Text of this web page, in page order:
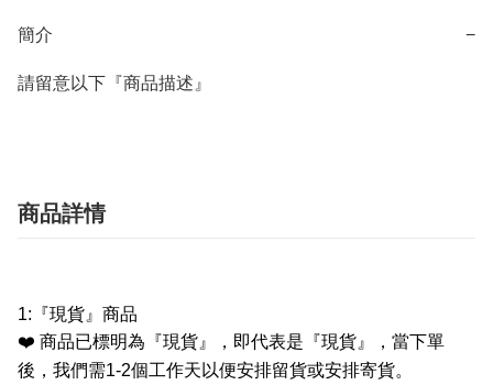
簡介 −
請留意以下『商品描述』
商品詳情
1: 『現貨』商品
❤️ 商品已標明為『現貨』，即代表是『現貨』，當下單
後，我們需1-2個工作天以便安排留貨或安排寄貨。